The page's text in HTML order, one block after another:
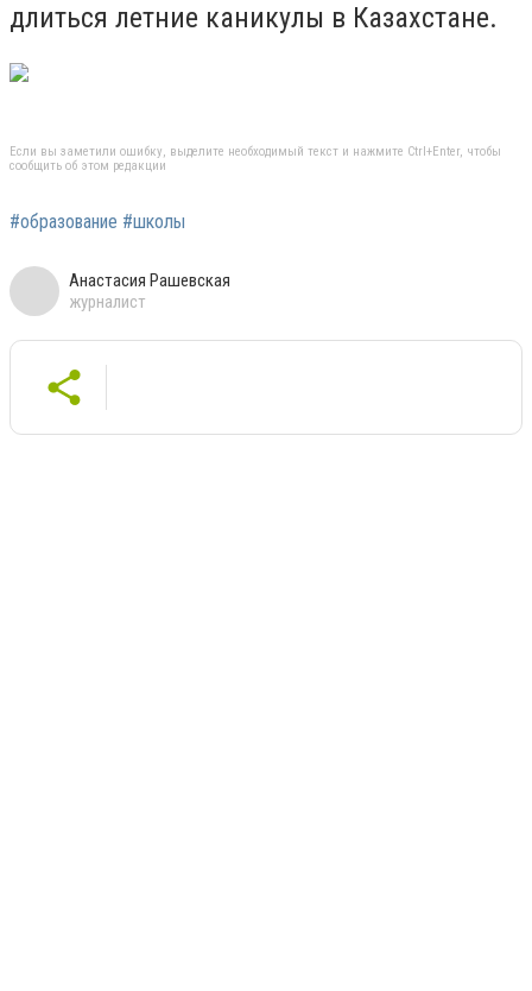
длиться летние каникулы в Казахстане.
Если вы заметили ошибку, выделите необходимый текст и нажмите Ctrl+Enter, чтобы
сообщить об этом редакции
#образование #школы
Анастасия Рашевская
журналист